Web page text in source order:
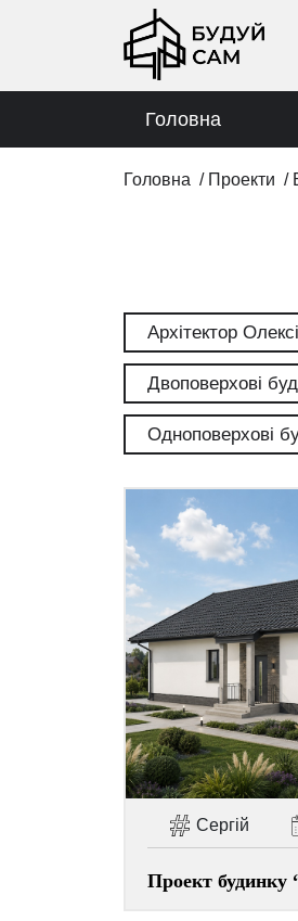
Головна
Головна / Проекти /
Архітектор
Двоповерхові
Одноповерхові
Сергій
Проект будинку